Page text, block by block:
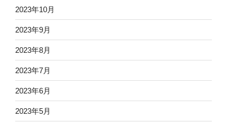
2023年10月
2023年9月
2023年8月
2023年7月
2023年6月
2023年5月